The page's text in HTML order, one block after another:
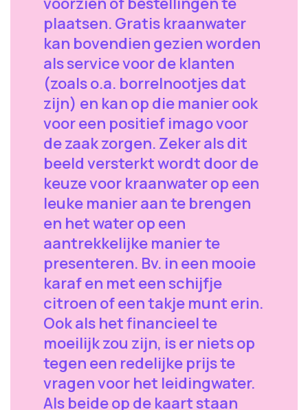
plaatsen. Gratis kraanwater
kan bovendien gezien worden
als service voor de klanten
(zoals o.a. borrelnootjes dat
zijn) en kan op die manier ook
voor een positief imago voor
de zaak zorgen. Zeker als dit
beeld versterkt wordt door de
keuze voor kraanwater op een
leuke manier aan te brengen
en het water op een
aantrekkelijke manier te
presenteren. Bv. in een mooie
karaf en met een schijfje
citroen of een takje munt erin.
Ook als het financieel te
moeilijk zou zijn, is er niets op
tegen een redelijke prijs te
vragen voor het leidingwater.
Als beide op de kaart staan